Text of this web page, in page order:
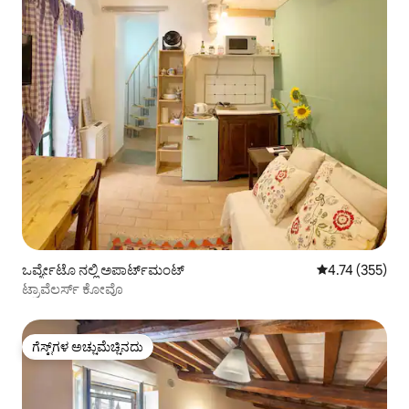
ಒರ್ವ್ಯೇಟೊ ನಲ್ಲಿ ಅಪಾರ್ಟ್‌ಮಂಟ್ 5 ರಲ್ಲಿ 4.74
4.74 (355)
ಟ್ರಾವೆಲರ್ಸ್ ಕೋವೊ
ಗೆಸ್ಟ್‌ಗಳ ಅಚ್ಚುಮೆಚ್ಚಿನದು
ಗೆಸ್ಟ್‌ಗಳ ಅಚ್ಚುಮೆಚ್ಚಿನದು